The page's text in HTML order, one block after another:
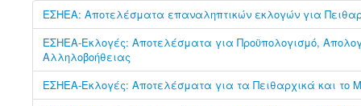
ΕΣΗΕΑ: Αποτελέσματα επαναληπτικών εκλογών για
ΕΣΗΕΑ-Εκλογές: Αποτελέσματα για Προϋπολογισμό,
Αλληλοβοήθειας
ΕΣΗΕΑ-Εκλογές: Αποτελέσματα για τα Πειθαρχικά και το